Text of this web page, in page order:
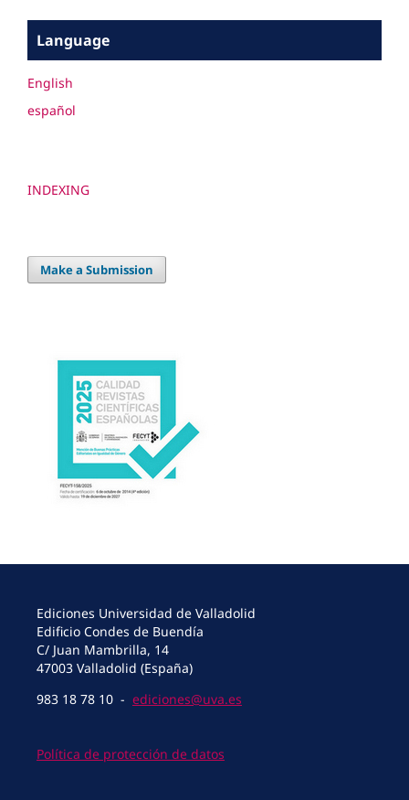
Language
English
español
INDEXING
Make a Submission
Ediciones Universidad de Valladolid
Edificio Condes de Buendía
C/ Juan Mambrilla, 14
47003 Valladolid (España)
983 18 78 10 - ediciones@uva.es
Política de protección de datos